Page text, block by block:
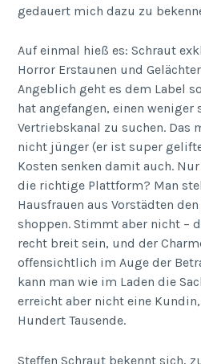
gedauert mich dazu zu
Auf einmal hieß es: Schraut
Horror Erstaunen und
Angeblich geht es dem Label
hat angefangen, einen weniger
Vertriebskanal zu suchen. Das
nicht jünger (er ist super
Kosten senken damit auch.
die richtige Plattform? Man
Hausfrauen aus Vorstädten
shoppen. Stimmt aber nicht –
recht breit sein, und der
offensichtlich im Auge der
kann man wie im Laden die
erreicht aber nicht eine
Hundert Tausende.
Steffen Schraut bekennt sich,